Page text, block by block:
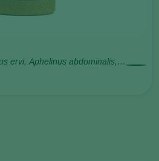
ervi, Aphelinus abdominalis,